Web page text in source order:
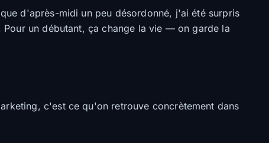
d'après-midi un peu désordonné, j'ai été surpris
un débutant, ça change la vie — on garde la
c'est ce qu'on retrouve concrètement dans